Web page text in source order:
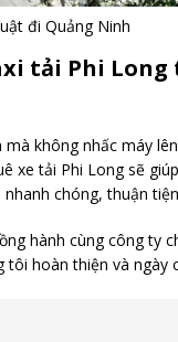
đi Quảng Ninh
tải Phi
không nhấc máy
xe tải Phi Long sẽ
chóng, thuận
hành cùng công ty
hoàn thiện và ngày